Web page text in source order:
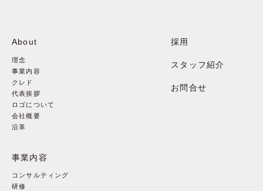
About
理念
事業内容
クレド
代表挨拶
ロゴについて
会社概要
沿革
事業内容
コンサルティング
研修
採用
スタッフ紹介
お問合せ